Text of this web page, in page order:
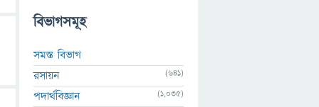
বিভাগসমূহ
সমস্ত বিভাগ
রসায়ন
(641)
পদার্থবিজ্ঞান (1,035)